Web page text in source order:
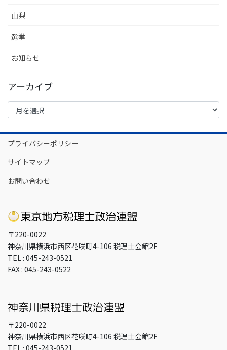
山梨
選挙
お知らせ
アーカイブ
ア
イ
ブ
プライバシーポリシー
サイトマップ
お問い合わせ
〒220-0022
神奈川県横浜市西区花咲町4-106 税理士会館2F
TEL : 045-243-0521
FAX : 045-243-0522
〒220-0022
神奈川県横浜市西区花咲町4-106 税理士会館2F
TEL : 045-243-0521